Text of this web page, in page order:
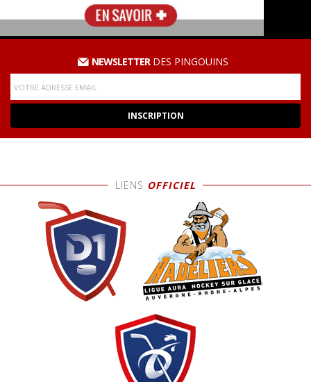
NEWSLETTERDES PINGOUINS
LIENS OFFICIEL